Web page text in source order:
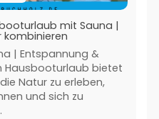
mit Sauna |
kombinieren
| Entspannung &
Hausbooturlaub bietet
Natur zu erleben,
und sich zu